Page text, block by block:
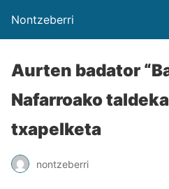
Nontzeberri
Aurten badator
Nafarroako
txapelketa
nontzeberri